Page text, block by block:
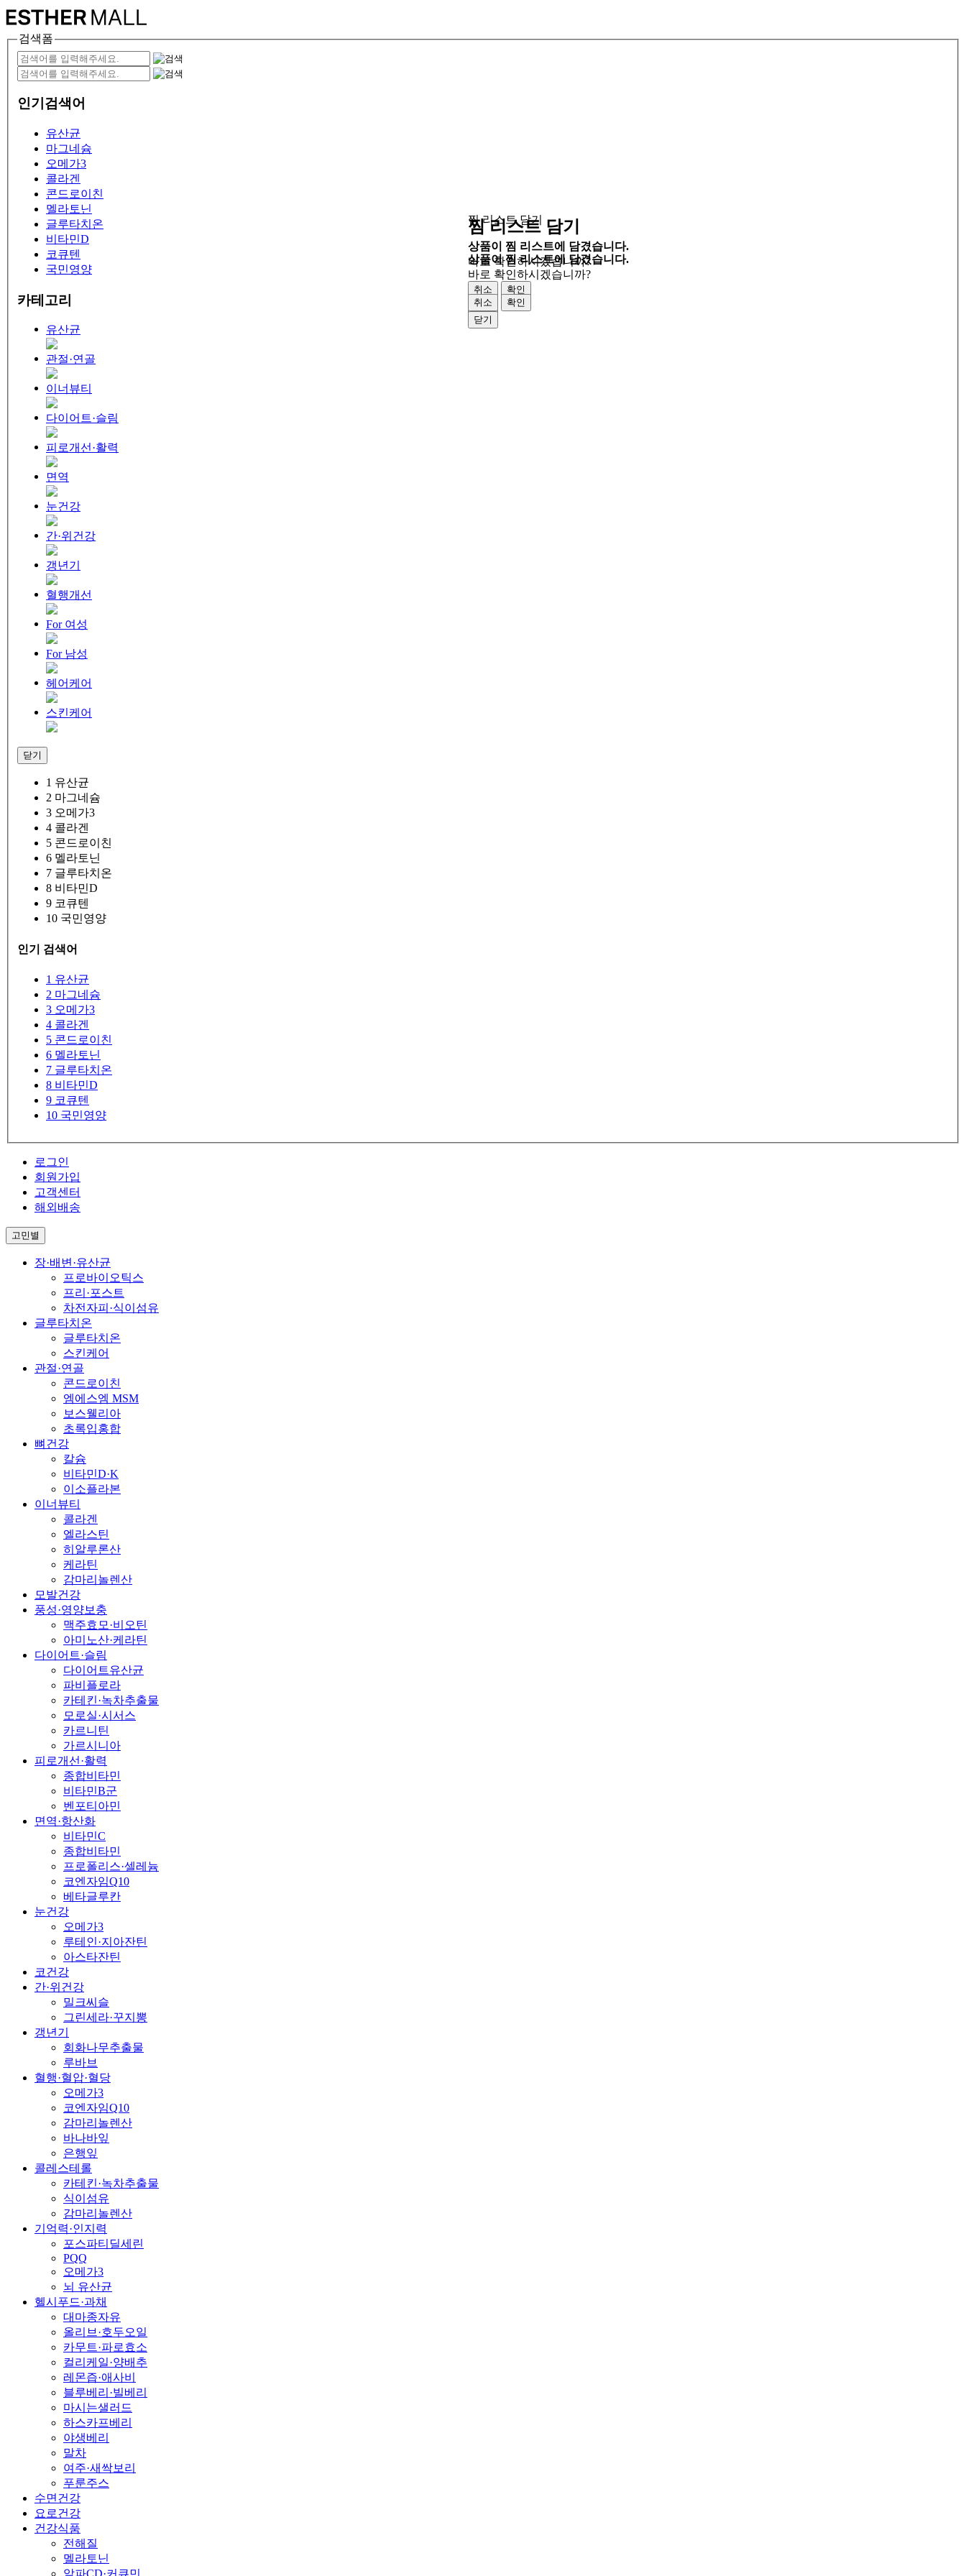
검색폼
인기검색어
유산균
마그네슘
오메가3
콜라겐
콘드로이친
멜라토닌
글루타치온
비타민D
코큐텐
국민영양
카테고리
유산균
관절·연골
이너뷰티
다이어트·슬림
피로개선·활력
면역
눈건강
간·위건강
갱년기
혈행개선
For 여성
For 남성
헤어케어
스킨케어
닫기
1 유산균
2 마그네슘
3 오메가3
4 콜라겐
5 콘드로이친
6 멜라토닌
7 글루타치온
8 비타민D
9 코큐텐
10 국민영양
인기 검색어
1 유산균
2 마그네슘
3 오메가3
4 콜라겐
5 콘드로이친
6 멜라토닌
7 글루타치온
8 비타민D
9 코큐텐
10 국민영양
로그인
회원가입
고객센터
해외배송
고민별
장·배변·유산균
프로바이오틱스
프리·포스트
차전자피·식이섬유
글루타치온
글루타치온
스킨케어
관절·연골
콘드로이친
엠에스엠 MSM
보스웰리아
초록입홍합
뼈건강
칼슘
비타민D·K
이소플라본
이너뷰티
콜라겐
엘라스틴
히알루론산
케라틴
감마리놀렌산
모발건강
풍성·영양보충
맥주효모·비오틴
아미노산·케라틴
다이어트·슬림
다이어트유산균
파비플로라
카테킨·녹차추출물
모로실·시서스
카르니틴
가르시니아
피로개선·활력
종합비타민
비타민B군
벤포티아민
면역·항산화
비타민C
종합비타민
프로폴리스·셀레늄
코엔자임Q10
베타글루칸
눈건강
오메가3
루테인·지아잔틴
아스타잔틴
코건강
간·위건강
밀크씨슬
그린세라·꾸지뽕
갱년기
회화나무추출물
루바브
혈행·혈압·혈당
오메가3
코엔자임Q10
감마리놀렌산
바나바잎
은행잎
콜레스테롤
카테킨·녹차추출물
식이섬유
감마리놀렌산
기억력·인지력
포스파티딜세린
PQQ
오메가3
뇌 유산균
헬시푸드·과채
대마종자유
올리브·호두오일
카무트·파로효소
컬리케일·양배추
레몬즙·애사비
블루베리·빌베리
마시는샐러드
하스카프베리
야생베리
말차
여주·새싹보리
푸룬주스
수면건강
요로건강
건강식품
전해질
멜라토닌
알파CD·커큐민
찜 리스트 담기
상품이 찜 리스트에 담겼습니다.
바로 확인하시겠습니까?
취소
확인
닫기
찜 리스트 담기
상품이 찜 리스트에 담겼습니다.
바로 확인하시겠습니까?
취소
확인
닫기